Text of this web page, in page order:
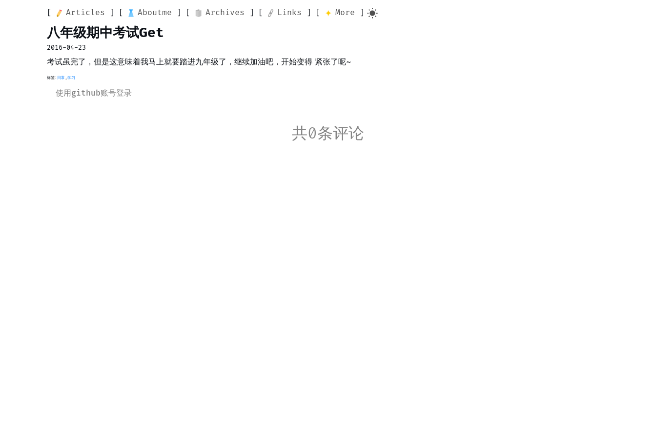
Articles Aboutme Archives Links More
八年级期中考试Get
2016-04-23
考试虽完了，但是这意味着我马上就要踏进九年级了，继续加油吧，开始变得 紧张了呢~
标签: 日常 , 学习
使用github账号登录
共0条评论